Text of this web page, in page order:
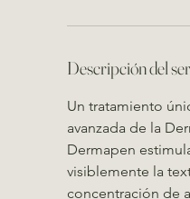
n
Descripción del
Un tratamiento
avanzada de la
Dermapen
visiblemente la
concentración de